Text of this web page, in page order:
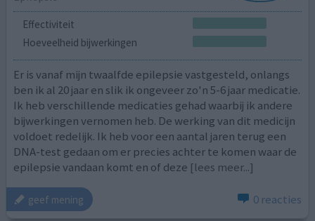
Effectiviteit
Hoeveelheid bijwerkingen
Er is vanaf mijn twaalfde epilepsie vastgesteld, onlangs
ben ik al 20 jaar en slik ik ongeveer zo'n 5-6 jaar medicatie.
Ik heb verschillende medicaties gehad waarbij ik andere
bijwerkingen vernomen heb. De werking van dit medicijn
voldoet redelijk. Ik heb voor een aantal jaren terug een
DNA-test gedaan om er precies achter te komen waar de
epilepsie vandaan komt en of deze [lees meer...]
geef mening 0 reacties